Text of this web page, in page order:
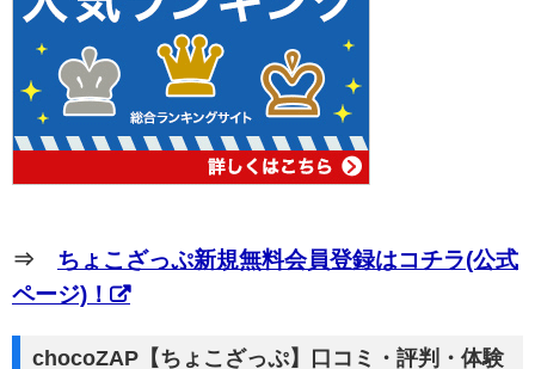
⇒ ちょこざっぷ新規無料会員登録はコチラ(公式
ページ)！
chocoZAP【ちょこざっぷ】口コミ・評判・体験